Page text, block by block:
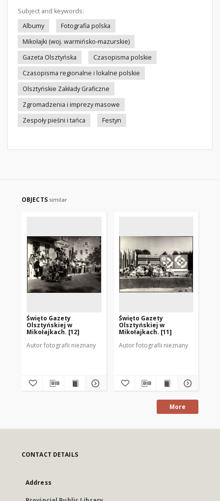
Subject and keywords:
Albumy
Fotografia polska
Mikołajki (woj. warmińsko-mazurskie)
Gazeta Olsztyńska
Czasopisma polskie
Czasopisma regionalne i lokalne polskie
Olsztyńskie Zakłady Graficzne
Zgromadzenia i imprezy masowe
Zespoły pieśni i tańca
Festyn
OBJECTS similar
Święto Gazety
Olsztyńskiej w
Mikołajkach. [12]
Autor fotografii nieznany
Święto Gazety
Olsztyńskiej w
Mikołajkach. [11]
Autor fotografii nieznany
More
CONTACT DETAILS
Address